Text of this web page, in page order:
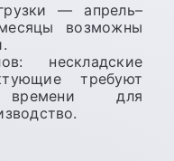
— апрель–
возможны
нескладские
требуют
времени для